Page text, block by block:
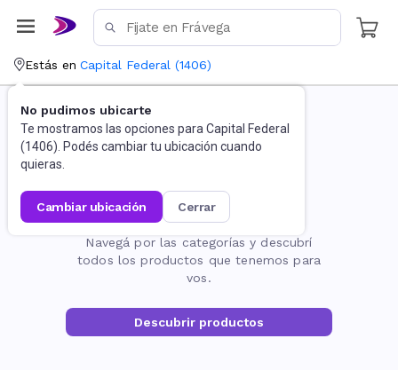
Estás en Capital Federal (1406)
No pudimos ubicarte
Te mostramos las opciones para Capital Federal
(1406). Podés cambiar tu ubicación cuando
quieras.
cambiar ubicación cerrar
La página no existe
Navegá por las categorías y descubrí
todos los productos que tenemos para
vos.
Descubrir productos